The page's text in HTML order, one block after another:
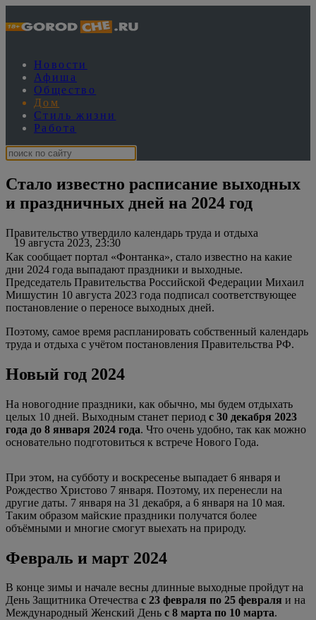
Новости
Афиша
Общество
Дом
Стиль жизни
Работа
Стало известно расписание выходных
и праздничных дней на 2024 год
19 августа 2023, 23:30
Правительство утвердило календарь труда и отдыха
Как сообщает портал «Фонтанка», стало известно на какие
дни 2024 года выпадают праздники и выходные.
Председатель Правительства Российской Федерации Михаил
Мишустин 10 августа 2023 года подписал соответствующее
постановление о переносе выходных дней.
Поэтому, самое время распланировать собственный календарь
труда и отдыха с учётом постановления Правительства РФ.
Новый год 2024
На новогодние праздники, как обычно, мы будем отдыхать
целых 10 дней. Выходным станет период с 30 декабря 2023
года до 8 января 2024 года. Что очень удобно, так как можно
основательно подготовиться к встрече Нового Года.
При этом, на субботу и воскресенье выпадает 6 января и
Рождество Христово 7 января. Поэтому, их перенесли на
другие даты. 7 января на 31 декабря, а 6 января на 10 мая.
Таким образом майские праздники получатся более
объёмными и многие смогут выехать на природу.
Февраль и март 2024
В конце зимы и начале весны длинные выходные пройдут на
День Защитника Отечества с 23 февраля по 25 февраля и на
Международный Женский День с 8 марта по 10 марта.